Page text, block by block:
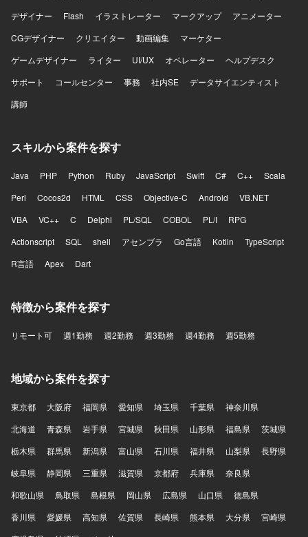
ております。フロントエンドはTypeScript、React、
Redux、styled-components、Storybook、Webpackなどを
利用しております。インフラはAWS（EC2、RDS、
ElastiCache、S3、ElasticsearchService、Lambda、
Engine Yardなどを利用しております。その他、GitHub、
Slack、JIRA、Notionなどのツールを利用しております。
デザイナー
Flash イラストレーター マークアップ
アニメーター
CGデザイナー
クリエイター 動画編集
マーケター
ゲームデザイナー
ライター UI/UX オペレーター
ヘルプデスク
サポート
コールセンター 事務 社内SE
データサイエンティスト
講師
スキルから案件を探す
Java PHP Python Ruby JavaScript Swift C# C++
Scala
Perl
Cocos2d HTML CSS Objective-C Android
VB.NET
VBA
VC++ C Delphi PL/SQL COBOL PL/I
RPG
Actionscript
SQL shell アセンブラ Go言語 Kotlin
TypeScript
R言語
Apex Dart
特徴から案件を探す
リモート可 週1勤務 週2勤務 週3勤務 週4勤務 週5勤務
地域から案件を探す
東京都 大阪府 福岡県 愛知県 埼玉県 千葉県
神奈川県
北海道
青森県 岩手県 宮城県 秋田県 山形県 福島県
茨城県
栃木県
群馬県 新潟県 富山県 石川県 福井県 山梨県
長野県
岐阜県
静岡県 三重県 滋賀県 京都府 兵庫県
奈良県
和歌山県
鳥取県 島根県 岡山県 広島県 山口県
徳島県
香川県
愛媛県 高知県 佐賀県 長崎県 熊本県 大分県
宮崎県